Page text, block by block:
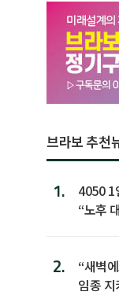
브라보 추천
1.
4050 1
“노후
2.
“새벽
임종